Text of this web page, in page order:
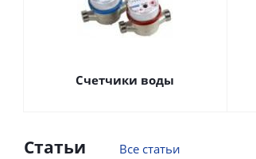
Счетчики воды
Статьи Все статьи